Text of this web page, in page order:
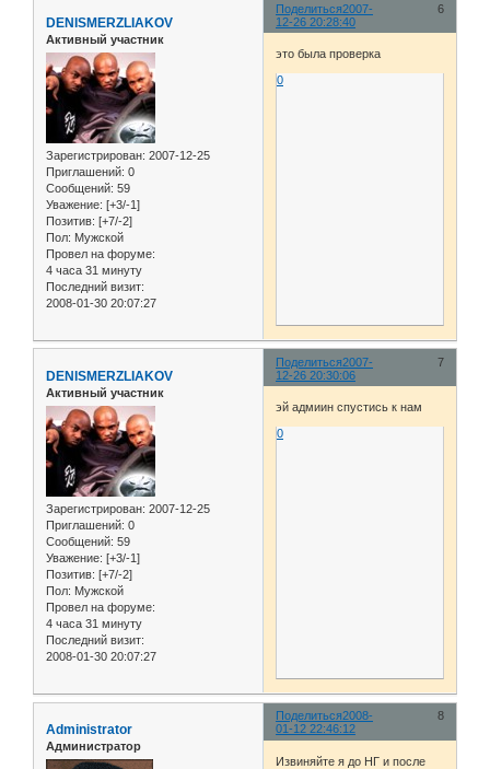
Поделиться 6
2007-
12-26 20:28:40
DENISMERZLIAKOV
Активный участник
Зарегистрирован: 2007-12-25
Приглашений: 0
Сообщений: 59
Уважение: [+3/-1]
Позитив: [+7/-2]
Пол: Мужской
Провел на форуме:
4 часа 31 минуту
Последний визит:
2008-01-30 20:07:27
это была проверка
0
Поделиться 7
2007-
12-26 20:30:06
DENISMERZLIAKOV
Активный участник
Зарегистрирован: 2007-12-25
Приглашений: 0
Сообщений: 59
Уважение: [+3/-1]
Позитив: [+7/-2]
Пол: Мужской
Провел на форуме:
4 часа 31 минуту
Последний визит:
2008-01-30 20:07:27
эй адмиин спустись к нам
0
Поделиться 8
2008-
01-12 22:46:12
Administrator
Администратор
Извиняйте я до НГ и после